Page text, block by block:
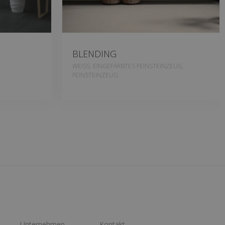
BLENDING
WEISS, EINGEFÄRBTES FEINSTEINZEUG,
FEINSTEINZEUG